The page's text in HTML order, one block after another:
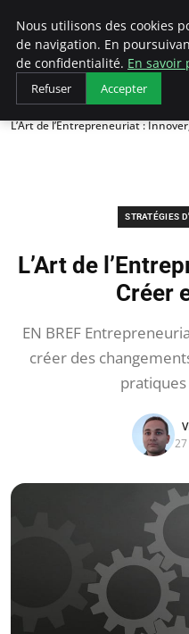
LECFCM
Accueil
Stratégies
L’Art de l’Entrepreneuriat :
STRATÉGIES
L’Art de
Créer
EN BREF
créer des
Nous utilisons des cookies
de navigation. En
de confidentialité. En savoir
Refuser Accepter